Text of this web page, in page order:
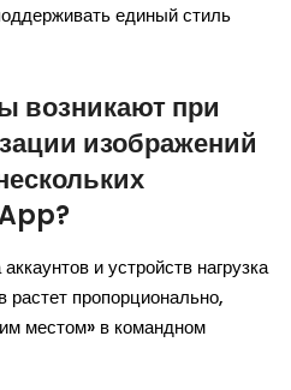
единый стиль
возникают при
изображений
и устройств нагрузка
пропорционально,
местом» в командном